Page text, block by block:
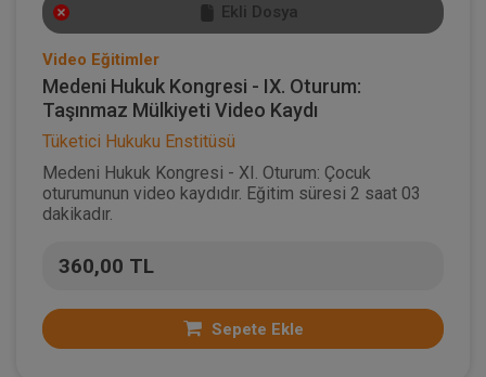
Ekli Dosya
Video Eğitimler
Medeni Hukuk Kongresi - IX. Oturum:
Taşınmaz Mülkiyeti Video Kaydı
Tüketici Hukuku Enstitüsü
Medeni Hukuk Kongresi - XI. Oturum: Çocuk
oturumunun video kaydıdır. Eğitim süresi 2 saat 03
dakikadır.
360,00 TL
Sepete Ekle